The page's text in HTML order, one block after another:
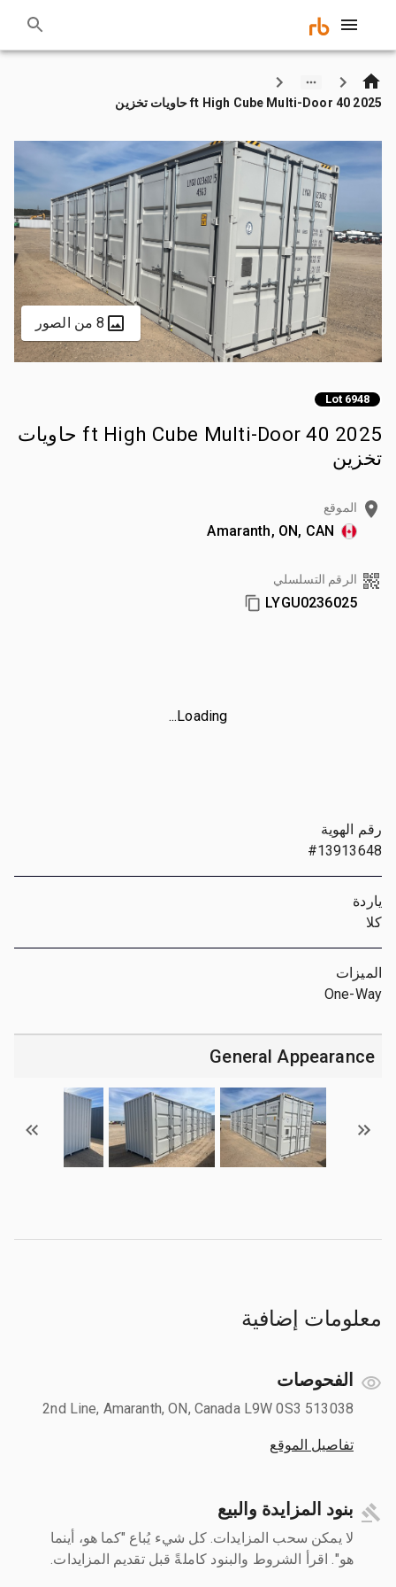
2025 40 ft High Cube Multi-Door حاويات تخزين
8 من الصور
Lot 6948
2025 40 ft High Cube Multi-Door حاويات
تخزين
الموقع
Amaranth, ON, CAN
الرقم التسلسلي
LYGU0236025
Loading...
رقم الهوية
#13913648
ياردة
كلا
الميزات
One-Way
General Appearance
معلومات إضافية
الفحوصات
513038 2nd Line, Amaranth, ON, Canada L9W 0S3
تفاصيل الموقع
بنود المزايدة والبيع
لا يمكن سحب المزايدات. كل شيء يُباع "كما هو، أينما
هو". اقرأ الشروط والبنود كاملةً قبل تقديم المزايدات.